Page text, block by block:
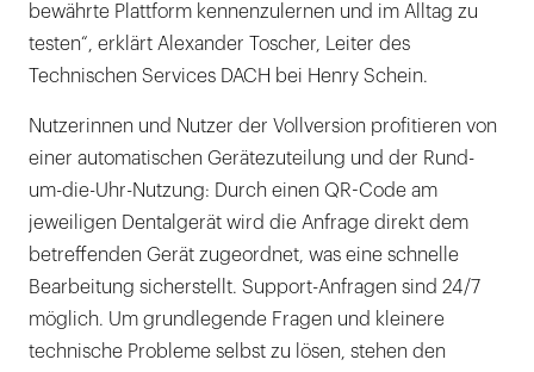
bewährte Plattform kennenzulernen und im Alltag zu
testen“, erklärt Alexander Toscher, Leiter des
Technischen Services DACH bei Henry Schein.
Nutzerinnen und Nutzer der Vollversion profitieren von
einer automatischen Gerätezuteilung und der Rund-
um-die-Uhr-Nutzung: Durch einen QR-Code am
jeweiligen Dentalgerät wird die Anfrage direkt dem
betreffenden Gerät zugeordnet, was eine schnelle
Bearbeitung sicherstellt. Support-Anfragen sind 24/7
möglich. Um grundlegende Fragen und kleinere
technische Probleme selbst zu lösen, stehen den